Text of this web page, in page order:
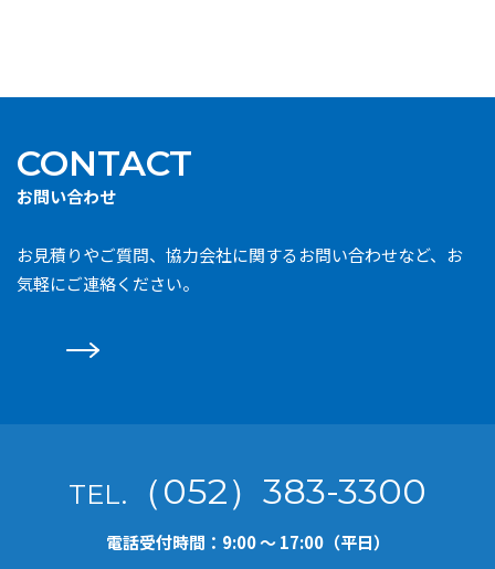
CONTACT
お問い合わせ
お見積りやご質問、協力会社に関するお問い合わせなど、お
気軽にご連絡ください。
TEL. （052）383-3300
電話受付時間：9:00 ～ 17:00（平日）